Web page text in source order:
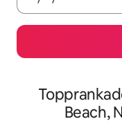
Beach,